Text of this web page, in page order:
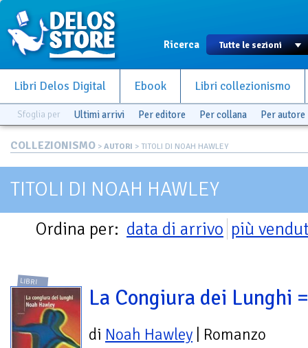
Ricerca
Libri Delos Digital Ebook Libri collezionismo
Sfoglia per Ultimi arrivi Per editore Per collana Per autore
COLLEZIONISMO > AUTORI > TITOLI DI NOAH HAWLEY
TITOLI DI NOAH HAWLEY
Ordina per: data di arrivo più
LIBRI
La Congiura dei Lunghi =
di Noah Hawley | Romanzo